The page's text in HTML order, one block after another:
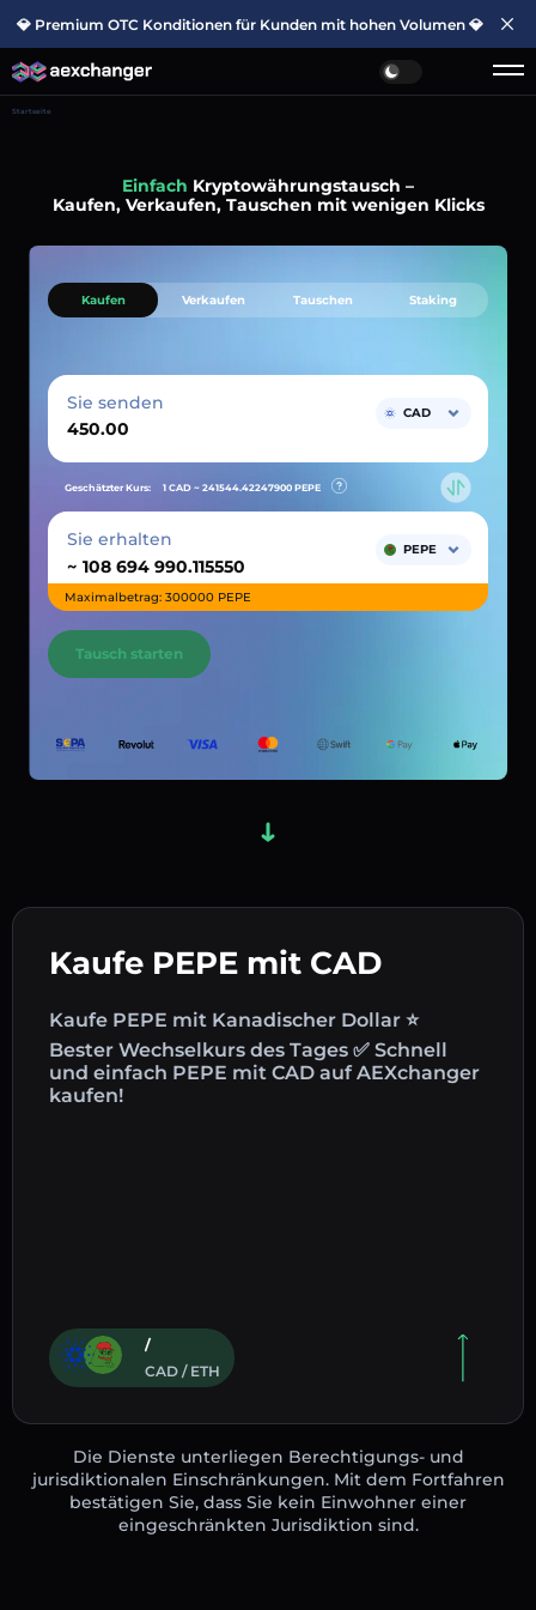
💎 Premium OTC Konditionen für Kunden mit hohen Volumen 💎
Startseite
Einfach Kryptowährungstausch –
Kaufen, Verkaufen, Tauschen mit wenigen Klicks
Kaufe PEPE mit CAD
Kaufe PEPE mit Kanadischer Dollar ⭐
Bester Wechselkurs des Tages ✅ Schnell
und einfach PEPE mit CAD auf AEXchanger
kaufen!
/
CAD / ETH
Kaufen Verkaufen Tauschen Staking
Sie senden CAD
Geschätzter Kurs: 1 CAD ~ 241544.42247900 PEPE
Sie erhalten
~
PEPE
Maximalbetrag: 300000 PEPE
Tausch starten
Die Dienste unterliegen Berechtigungs- und
jurisdiktionalen Einschränkungen. Mit dem Fortfahren
bestätigen Sie, dass Sie kein Einwohner einer
eingeschränkten Jurisdiktion sind.